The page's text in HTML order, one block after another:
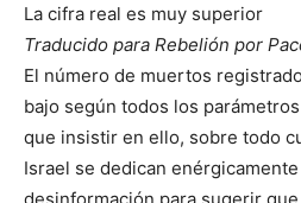
La cifra real es muy superior
Traducido para Rebelión por
El número de muertos
bajo según todos los
que insistir en ello, sobre todo
Israel se dedican